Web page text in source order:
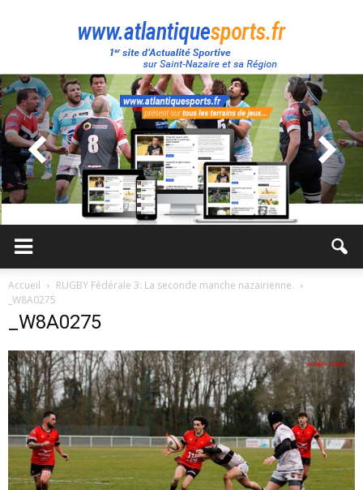
Atlantique
Sport
Accueil
RUGBY Fédérale 3: La seconde manche nazairienne.
_W8A0275
_W8A0275